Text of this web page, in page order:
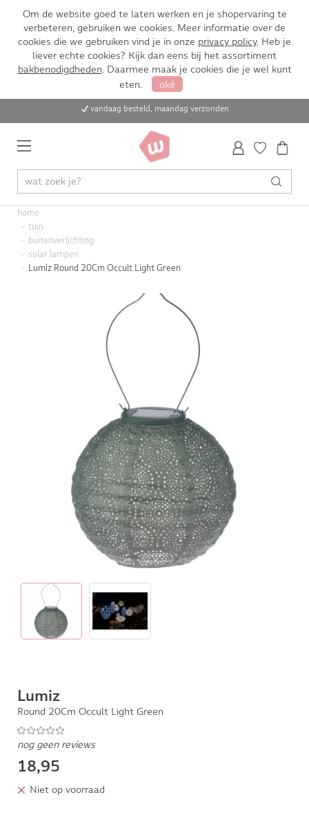
Om de website goed te laten werken en je shopervaring te
verbeteren, gebruiken we cookies. Meer informatie over de
cookies die we gebruiken vind je in onze privacy policy. Heb je
liever echte cookies? Kijk dan eens bij het assortiment
bakbenodigdheden. Daarmee maak je cookies die je wel kunt
eten.
oké
vandaag besteld, maandag verzonden
home
tuin
buitenverlichting
solar lampen
Lumiz Round 20Cm Occult Light Green
Lumiz
Round 20Cm Occult Light Green
nog geen reviews
18,95
Niet op voorraad